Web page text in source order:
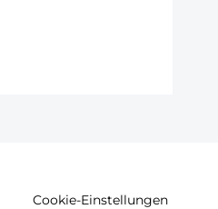
Cookie-Einstellungen